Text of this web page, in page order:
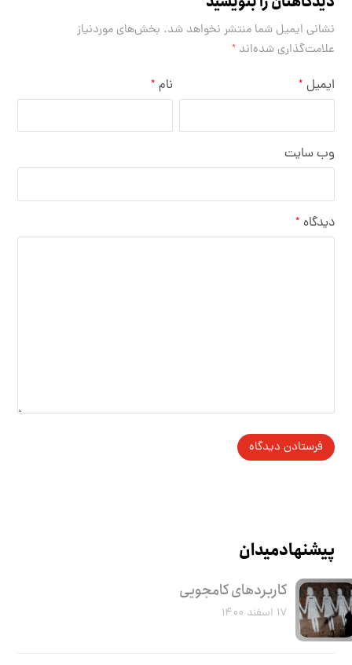
نشانی ایمیل شما منتشر نخواهد شد. بخش‌های موردنیاز
علامت‌گذاری شده‌اند*
نام * ایمیل *
وب‌ سایت
دیدگاه *
پیشنهاد میدان
کاربرد‌های کامجویی
۱۷ اسفند ۱۴۰۰